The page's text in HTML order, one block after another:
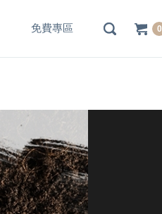
免費專區 0